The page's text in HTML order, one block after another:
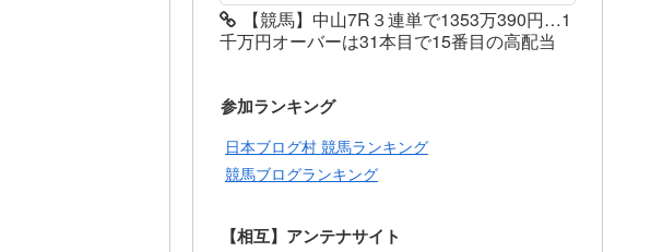
【競馬】中山7R３連単で1353万390円…1
千万円オーバーは31本目で15番目の高配当
参加ランキング
日本ブログ村 競馬ランキング
競馬ブログランキング
【相互】アンテナサイト